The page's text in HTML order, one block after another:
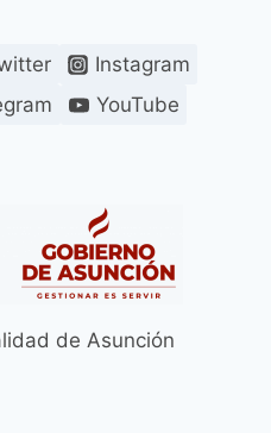
Instagram
YouTube
de Asunción